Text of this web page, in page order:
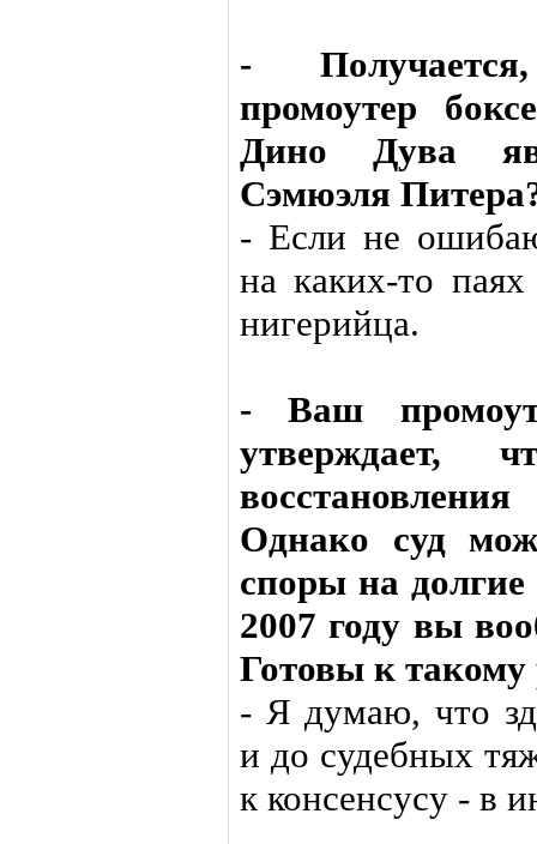
-
промоутер
Дино Дува
Сэмюэля
- Если не
на каких-то
нигерийца.
- Ваш
утверждает,
Однако суд
споры на
2007 году вы
Готовы к
- Я думаю, что
и до судебных
к консенсусу - в